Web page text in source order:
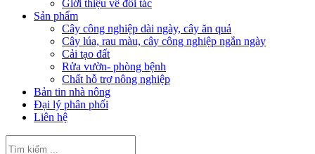
Giới thiệu về đối tác
Sản phẩm
Cây công nghiệp dài ngày, cây ăn quả
Cây lúa, rau màu, cây công nghiệp ngắn ngày
Cải tạo đất
Rửa vườn- phòng bệnh
Chất hỗ trợ nông nghiệp
Bản tin nhà nông
Đại lý phân phối
Liên hệ